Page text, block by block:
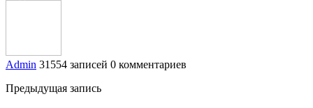
Admin 31554 записей 0 комментариев
Предыдущая запись